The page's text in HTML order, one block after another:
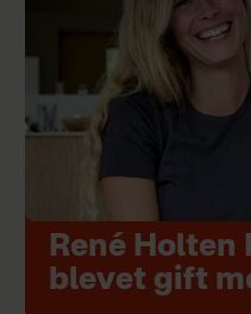
René Holten
blevet gift